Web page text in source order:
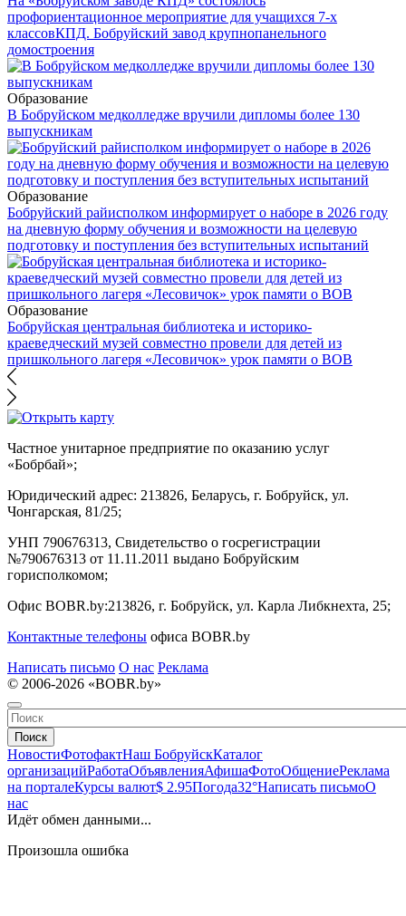
профориентационное мероприятие для учащихся 7-х
классовКПД. Бобруйский завод крупнопанельного
домостроения
Образование
В Бобруйском медколледже вручили дипломы более 130
выпускникам
Образование
Бобруйский райисполком информирует о наборе в 2026 году
на дневную форму обучения и возможности на целевую
подготовку и поступления без вступительных испытаний
Образование
Бобруйская центральная библиотека и историко-
краеведческий музей совместно провели для детей из
пришкольного лагеря «Лесовичок» урок памяти о ВОВ
Частное унитарное предприятие по оказанию услуг
«Бобрбай»;
Юридический адрес: 213826, Беларусь, г. Бобруйск, ул.
Чонгарская, 81/25;
УНП 790676313, Свидетельство о госрегистрации
№790676313 от 11.11.2011 выдано Бобруйским
горисполкомом;
Офис BOBR.by:213826, г. Бобруйск, ул. Карла Либкнехта, 25;
Контактные телефоны офиса BOBR.by
Написать письмо О нас Реклама
© 2006-2026 «BOBR.by»
Поиск
НовостиФотофактНаш БобруйскКаталог
организацийРаботаОбъявленияАфишаФотоОбщениеРеклама
на порталеКурсы валют$ 2.95Погода32°Написать письмоО
нас
Идёт обмен данными...
Произошла ошибка